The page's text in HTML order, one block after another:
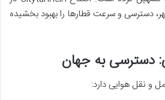
زیر شهر، دسترسی و سرعت قطارها را بهبود بخشیده
دسترسی به جهان
و نقل هوایی دارد: